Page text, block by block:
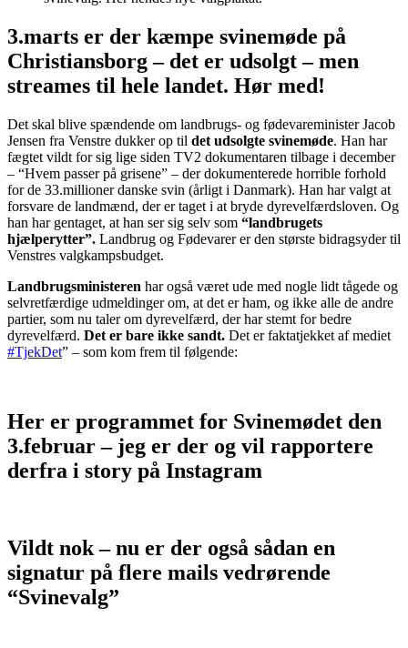
3.marts er der kæmpe svinemøde på
Christiansborg – det er udsolgt – men
streames til hele landet. Hør med!
Det skal blive spændende om landbrugs- og fødevareminister Jacob
Jensen fra Venstre dukker op til det udsolgte svinemøde. Han har
fægtet vildt for sig lige siden TV2 dokumentaren tilbage i december
– “Hvem passer på grisene” – der dokumenterede horrible forhold
for de 33.millioner danske svin (årligt i Danmark). Han har valgt at
forsvare de landmænd, der er taget i at bryde dyrevelfærdsloven. Og
han har gentaget, at han ser sig selv som “landbrugets
hjælperytter”. Landbrug og Fødevarer er den største bidragsyder til
Venstres valgkampsbudget.
Landbrugsministeren har også været ude med nogle lidt tågede og
selvretfærdige udmeldinger om, at det er ham, og ikke alle de andre
partier, som nu taler om dyrevelfærd, der har stemt for bedre
dyrevelfærd. Det er bare ikke sandt. Det er faktatjekket af mediet
#TjekDet” – som kom frem til følgende:
Her er programmet for Svinemødet den
3.februar – jeg er der og vil rapportere
derfra i story på Instagram
Vildt nok – nu er der også sådan en
signatur på flere mails vedrørende
“Svinevalg”